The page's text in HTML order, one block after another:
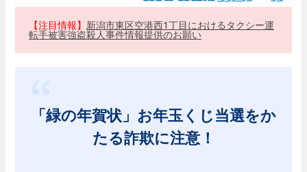
【注目情報】 新潟市東区空港西1丁目におけるタクシー運
転手被害強盗殺人事件情報提供のお願い
「緑の年賀状」お年玉くじ当選をか
たる詐欺に注意！